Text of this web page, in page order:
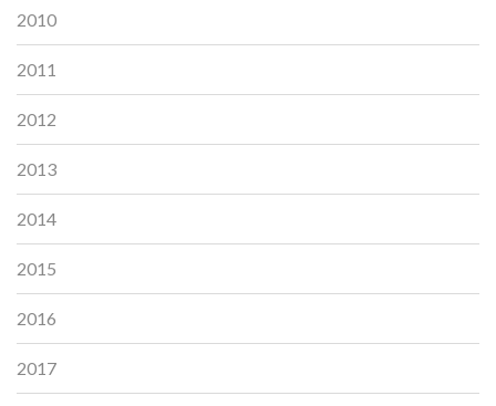
2010
2011
2012
2013
2014
2015
2016
2017